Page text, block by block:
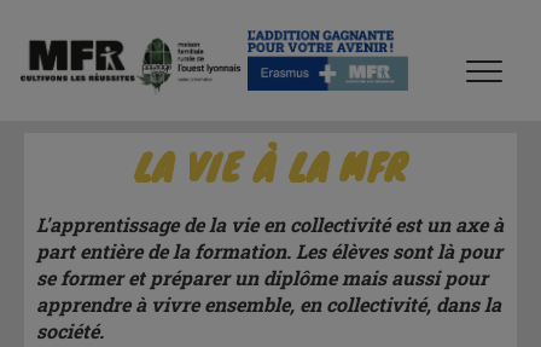
LA VIE À LA MFR
L'apprentissage de la vie en collectivité est un axe à
part entière de la formation. Les élèves sont là pour
se former et préparer un diplôme mais aussi pour
apprendre à vivre ensemble, en collectivité, dans la
société.